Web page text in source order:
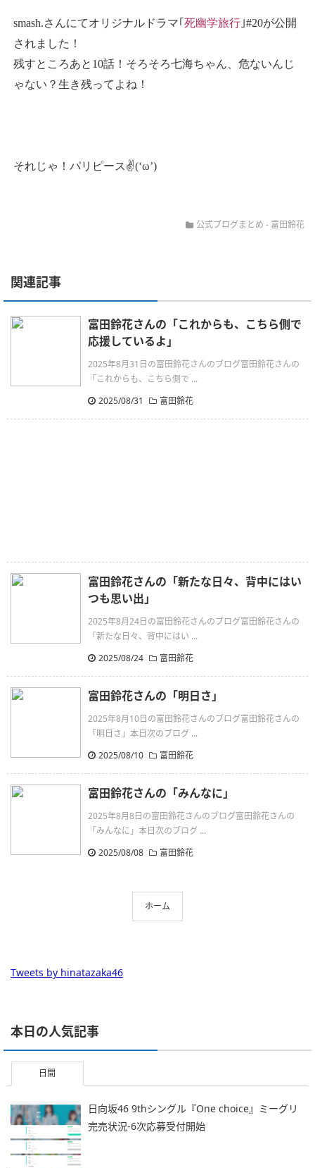
smash.さんにてオリジナルドラマ｢ 死幽学旅行 ｣#20が公開
されました！
残すところあと10話！そろそろ七海ちゃん、危ないんじ
ゃない？生き残ってよね！
それじゃ！パリピース✌(‘ω’)
公式ブログまとめ - 富田鈴花
関連記事
富田鈴花さんの「これからも、こちら側で
応援しているよ」
2025年8月31日の富田鈴花さんのブログ富田鈴花さんの
「これからも、こちら側で ...
2025/08/31
富田鈴花
富田鈴花さんの「新たな日々、背中にはい
つも思い出」
2025年8月24日の富田鈴花さんのブログ富田鈴花さんの
「新たな日々、背中にはい ...
2025/08/24
富田鈴花
富田鈴花さんの「明日さ」
2025年8月10日の富田鈴花さんのブログ富田鈴花さんの
「明日さ」本日次のブログ ...
2025/08/10
富田鈴花
富田鈴花さんの「みんなに」
2025年8月8日の富田鈴花さんのブログ富田鈴花さんの
「みんなに」本日次のブログ ...
2025/08/08
富田鈴花
ホーム
Tweets by hinatazaka46
本日の人気記事
日間
日向坂46 9thシングル『One choice』ミーグリ
完売状況-6次応募受付開始